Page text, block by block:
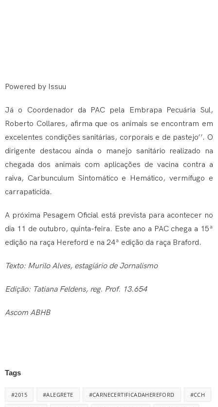
Powered by Issuu
Já o Coordenador da PAC pela Embrapa Pecuária Sul,
Roberto Collares, afirma que os animais se encontram em
excelentes condições sanitárias, corporais e de pastejo’’. O
dirigente destacou ainda o manejo sanitário realizado na
chegada dos animais com aplicações de vacina contra a
raiva, Carbunculum Sintomático e Hemático, vermífugo e
carrapaticida.
A próxima Pesagem Oficial está prevista para acontecer no
dia 11 de outubro, quinta-feira. Este ano a PAC chega a 15ª
edição na raça Hereford e na 24ª edição da raça Braford.
Texto: Murilo Alves, estagiário de Jornalismo
Edição: Tatiana Feldens, reg. Prof. 13.654
Ascom ABHB
Tags
#2015 #ALEGRETE #CARNECERTIFICADAHEREFORD #CCH